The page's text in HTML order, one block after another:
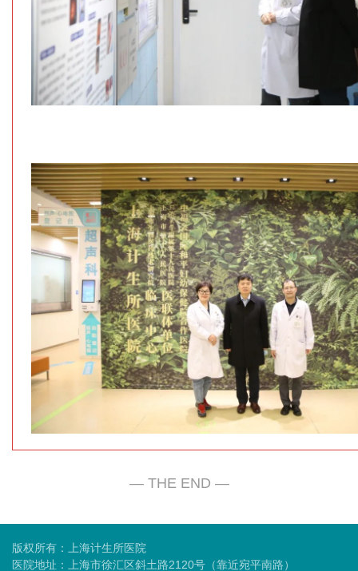
版权所有：上海计生所医院
医院地址：上海市徐汇区斜土路2120号（靠近宛平南路）